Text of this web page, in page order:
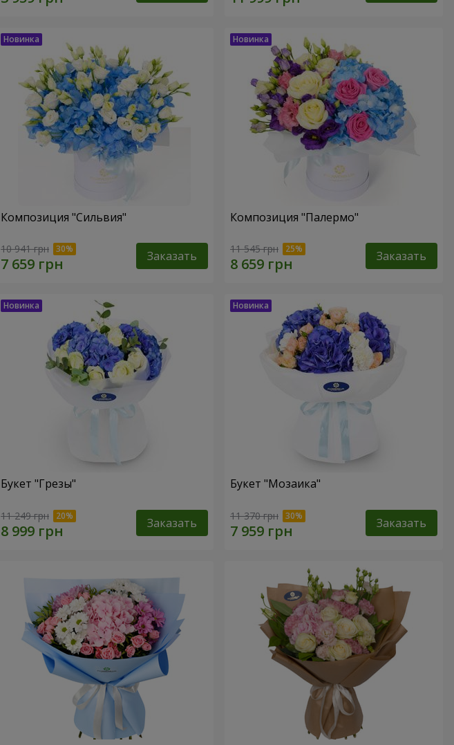
Композиция "Сильвия"
10 941 грн Заказать
Композиция "Палермо"
11 545 грн Заказать
Букет "Грезы"
11 249 грн Заказать
Букет "Мозаика"
11 370 грн Заказать